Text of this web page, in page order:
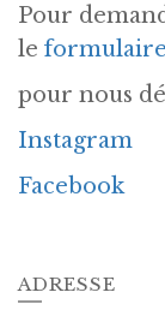
Pour
le formulaire
pour nous
Instagram
Facebook
ADRESSE